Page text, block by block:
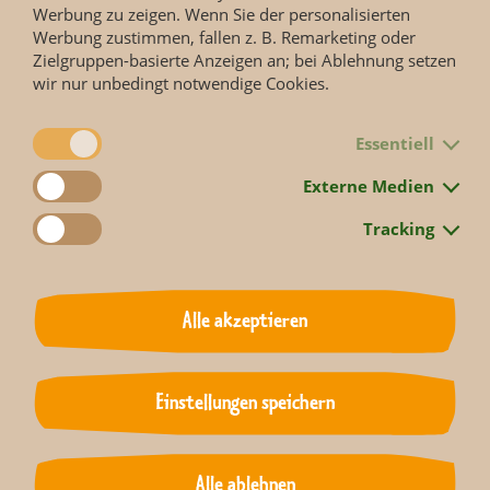
Hier gehts zur kompletten Strategie.
Hintergrund kooperativer Feldhamsterschutz:
Werbung zu zeigen. Wenn Sie der personalisierten
Werbung zustimmen, fallen z. B. Remarketing oder
Zielgruppen-basierte Anzeigen an; bei Ablehnung setzen
wir nur unbedingt notwendige Cookies.
Essentiell
Externe Medien
Tracking
Alle akzeptieren
Einstellungen speichern